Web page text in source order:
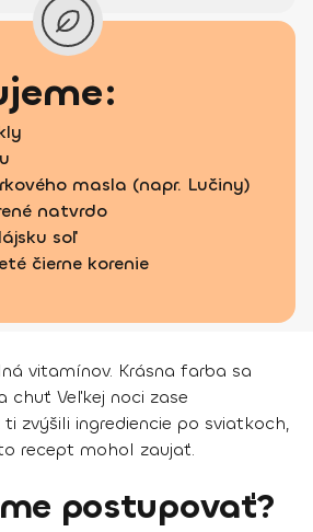
masla (napr. Lučiny)
natvrdo
soľ
čierne korenie
vitamínov. Krásna farba sa
chuť Veľkej noci zase
zvýšili ingrediencie po sviatkoch,
recept mohol zaujať.
postupovať?